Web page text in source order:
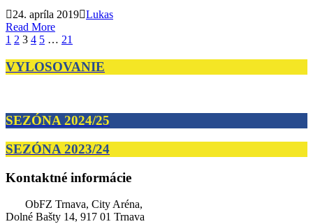
24. apríla 2019 Lukas
Read More
1 2 3 4 5 … 21
VYLOSOVANIE
SEZÓNA 2024/25
SEZÓNA 2023/24
Kontaktné informácie
ObFZ Trnava, City Aréna,
Dolné Bašty 14, 917 01 Trnava